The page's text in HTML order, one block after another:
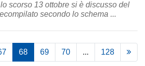
scorso 13 ottobre si è discusso del
secondo lo schema ...
68 69 70 ... 128